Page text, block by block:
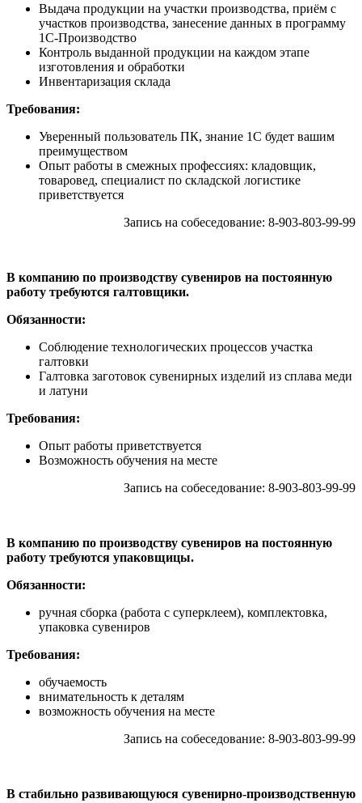
Выдача продукции на участки производства, приём с
участков производства, занесение данных в программу
1С-Производство
Контроль выданной продукции на каждом этапе
изготовления и обработки
Инвентаризация склада
Требования:
Уверенный пользователь ПК, знание 1С будет вашим
преимуществом
Опыт работы в смежных профессиях: кладовщик,
товаровед, специалист по складской логистике
приветствуется
Запись на собеседование: 8-903-803-99-99
В компанию по производству сувениров на постоянную
работу требуются галтовщики.
Обязанности:
Соблюдение технологических процессов участка
галтовки
Галтовка заготовок сувенирных изделий из сплава меди
и латуни
Требования:
Опыт работы приветствуется
Возможность обучения на месте
Запись на собеседование: 8-903-803-99-99
В компанию по производству сувениров на постоянную
работу требуются упаковщицы.
Обязанности:
ручная сборка (работа с суперклеем), комплектовка,
упаковка сувениров
Требования:
обучаемость
внимательность к деталям
возможность обучения на месте
Запись на собеседование: 8-903-803-99-99
В стабильно развивающуюся сувенирно-производственную